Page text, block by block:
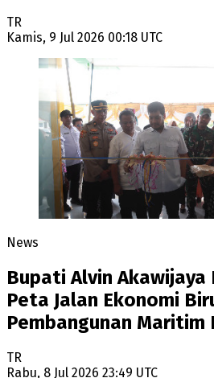
TR
Kamis, 9 Jul 2026 00:18 UTC
News
Bupati Alvin Akawijaya
Peta Jalan Ekonomi
Pembangunan Maritim
TR
Rabu, 8 Jul 2026 23:49 UTC